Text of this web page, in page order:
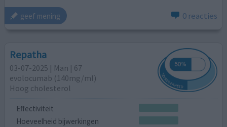
geef mening 0 reacties
Repatha
03-07-2025 | Man | 67
evolocumab (140mg/ml)
Hoog cholesterol
Effectiviteit
Hoeveelheid bijwerkingen